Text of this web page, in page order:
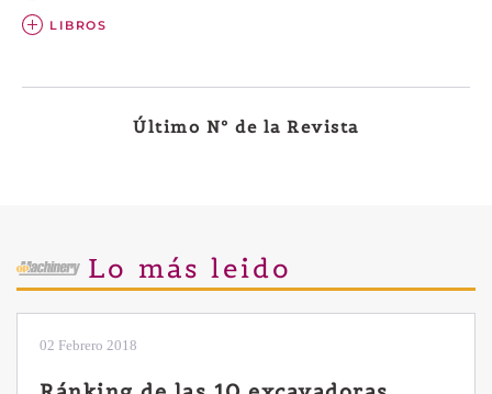
LIBROS
Último Nº de la Revista
Lo más leido
02 Febrero 2018